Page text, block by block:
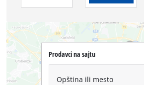
Prodavci na sajtu
Opština ili mesto